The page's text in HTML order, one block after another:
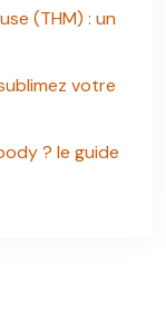
(THM) : un
votre
? le guide